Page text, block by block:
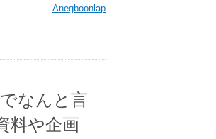
Anegboonlap
なんと言
料や企画